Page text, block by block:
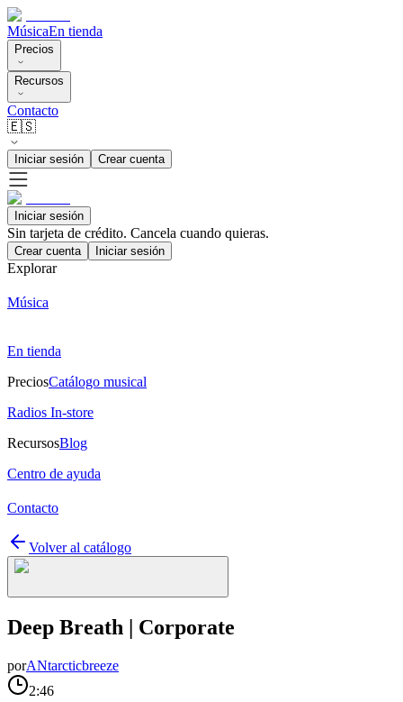
MúsicaEn tienda
Precios
Recursos
Contacto
🇪🇸
Iniciar sesión Crear cuenta
Iniciar sesión
Sin tarjeta de crédito. Cancela cuando quieras.
Crear cuenta Iniciar sesión
Explorar
Música
En tienda
PreciosCatálogo musical
Radios In-store
RecursosBlog
Centro de ayuda
Contacto
Volver al catálogo
Deep Breath | Corporate
porANtarcticbreeze
2:46